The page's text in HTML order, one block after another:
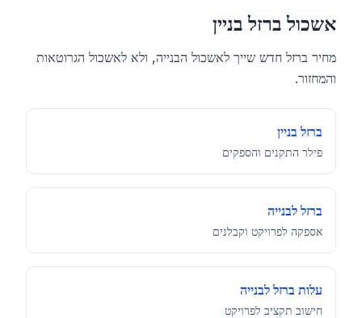
אשכול ברזל בניין
מחיר ברזל חדש שייך לאשכול הבנייה, ולא לאשכול הגרוטאות
והמחזור.
ברזל בניין
פילר התקנים והספקים
ברזל לבנייה
אספקה לפרויקט וקבלנים
עלות ברזל לבנייה
חישוב תקציב לפרויקט